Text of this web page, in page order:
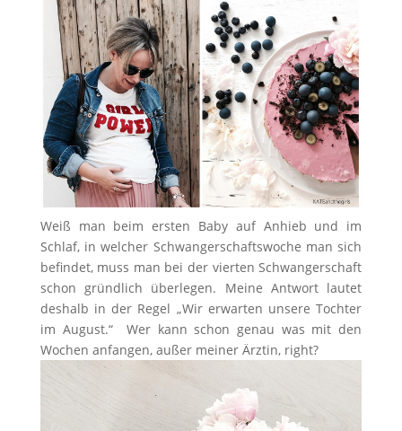
Weiß man beim ersten Baby auf Anhieb und im
Schlaf, in welcher Schwangerschaftswoche man sich
befindet, muss man bei der vierten Schwangerschaft
schon gründlich überlegen. Meine Antwort lautet
deshalb in der Regel „Wir erwarten unsere Tochter
im August.“ Wer kann schon genau was mit den
Wochen anfangen, außer meiner Ärztin, right?